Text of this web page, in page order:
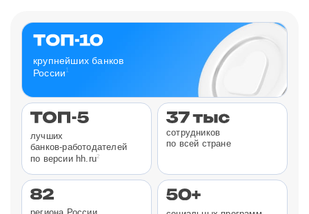
крупнейших банков
России 1
лучших
банков-работодателей
по версии hh.ru2
сотрудников
по всей стране